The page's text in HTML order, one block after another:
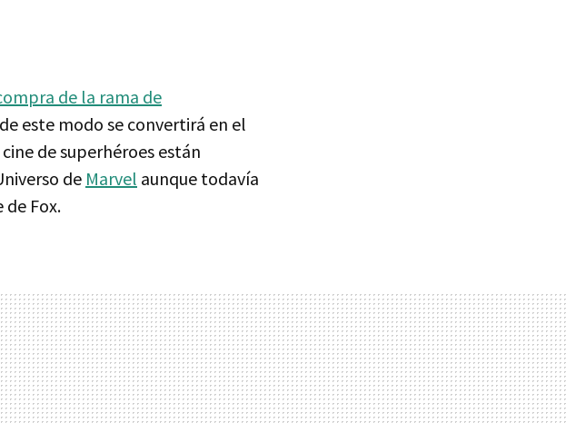
de la rama de
este modo se convertirá en el
de superhéroes están
de Marvel aunque todavía
Fox.